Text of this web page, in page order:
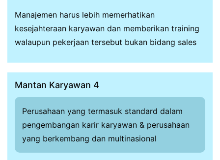
Manajemen harus lebih memerhatikan
kesejahteraan karyawan dan memberikan training
walaupun pekerjaan tersebut bukan bidang sales
Mantan Karyawan 4
Perusahaan yang termasuk standard dalam
pengembangan karir karyawan & perusahaan
yang berkembang dan multinasional